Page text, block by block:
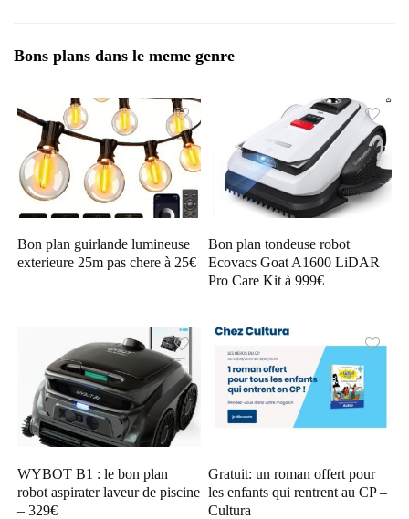
Bons plans dans le meme genre
Bon plan guirlande lumineuse
exterieure 25m pas chere à 25€
Bon plan tondeuse robot
Ecovacs Goat A1600 LiDAR
Pro Care Kit à 999€
WYBOT B1 : le bon plan
robot aspirater laveur de piscine
– 329€
Gratuit: un roman offert pour
les enfants qui rentrent au CP –
Cultura